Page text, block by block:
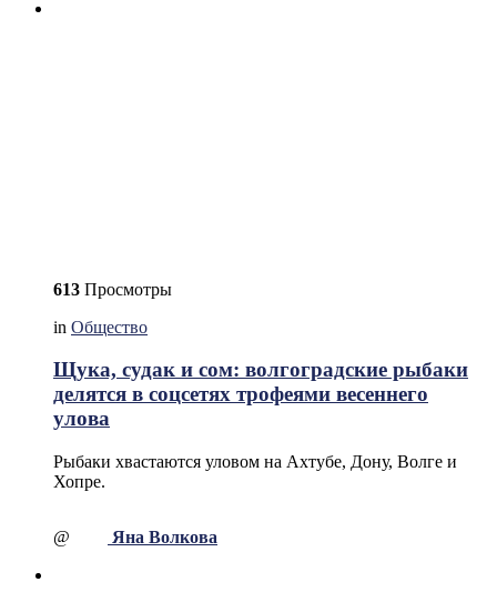
613 Просмотры
in Общество
Щука, судак и сом: волгоградские рыбаки
делятся в соцсетях трофеями весеннего
улова
Рыбаки хвастаются уловом на Ахтубе, Дону, Волге и
Хопре.
@ Яна Волкова